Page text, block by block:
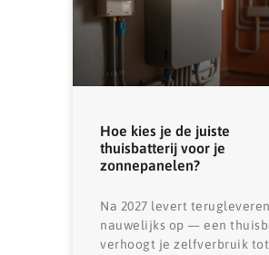
Hoe kies je de juiste
thuisbatterij voor je
zonnepanelen?
Na 2027 levert terugleveren
nauwelijks op — een
verhoogt je zelfverbruik tot